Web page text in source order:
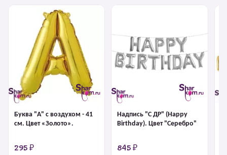
Буква "А" с воздухом - 41
см. Цвет «Золото».
295 ₽
Надпись "С ДР" (Happy
Birthday). Цвет "Серебро"
845 ₽